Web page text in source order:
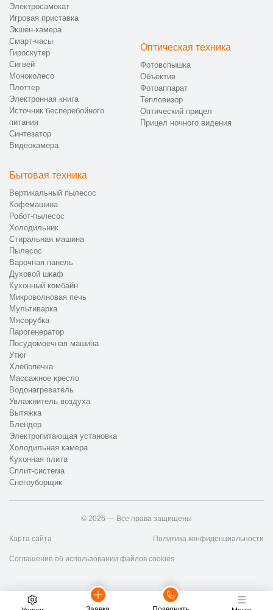
Электросамокат
Игровая приставка
Экшен-камера
Смарт-часы
Гироскутер
Сигвей
Моноколесо
Плоттер
Электронная книга
Источник бесперебойного
питания
Синтезатор
Видеокамера
Оптическая техника
Фотовспышка
Объектив
Фотоаппарат
Тепловизор
Оптический прицел
Прицел ночного видения
Бытовая техника
Вертикальный пылесос
Кофемашина
Робот-пылесос
Холодильник
Стиральная машина
Пылесос
Варочная панель
Духовой шкаф
Кухонный комбайн
Микроволновая печь
Мультиварка
Мясорубка
Парогенератор
Посудомоечная машина
Утюг
Хлебопечка
Массажное кресло
Водонагреватель
Увлажнитель воздуха
Вытяжка
Блендер
Электропитающая установка
Холодильная камера
Кухонная плита
Сплит-система
Снегоуборщик
© 2026 — Все права защищены
Карта сайта Политика конфиденциальности
Соглашение об использовании файлов cookies